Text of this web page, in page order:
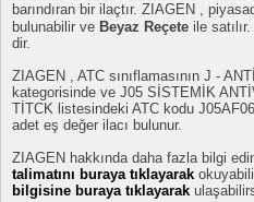
barındıran bir ilaçtır. ZIAGEN ,
bulunabilir ve Beyaz Reçete ile
dir.
ZIAGEN , ATC sınıflamasının J -
kategorisinde ve J05 SİSTEMİK
TİTCK listesindeki ATC kodu
adet eş değer ilacı bulunur.
ZIAGEN hakkında daha fazla bilgi
talimatını buraya tıklayarak
bilgisine buraya tıklayarak